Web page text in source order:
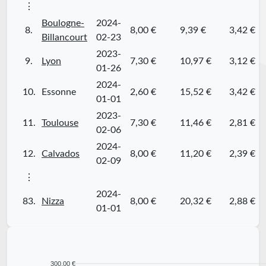
⋮
8.
Boulogne-
Billancourt
2024-
02-23
8,00 € 9,39 € 3,42 €
9. Lyon
2023-
01-26
7,30 € 10,97 € 3,12 €
10. Essonne
2024-
01-01
2,60 € 15,52 € 3,42 €
11. Toulouse
2023-
02-06
7,30 € 11,46 € 2,81 €
12. Calvados
2024-
02-09
8,00 € 11,20 € 2,39 €
⋮
83. Nizza
2024-
01-01
8,00 € 20,32 € 2,88 €
300,00 €